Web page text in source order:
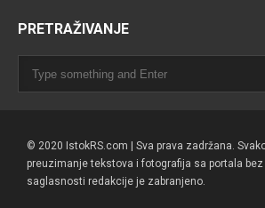
PRETRAŽIVANJE
© 2020 IstokRS.com | Sva prava zadržana.
preuzimanje tekstova i fotografija sa portala
saglasnosti redakcije je zabranjeno.